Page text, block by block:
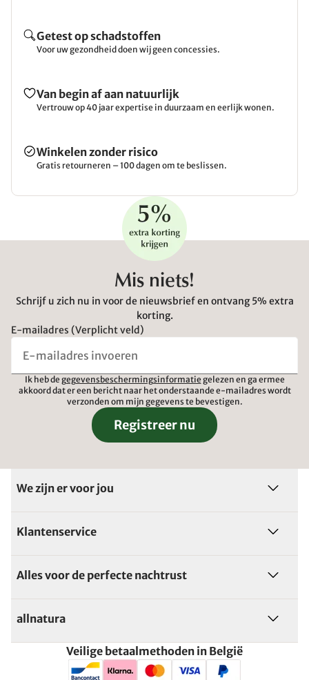
Getest op schadstoffen
Voor uw gezondheid doen wij geen concessies.
Van begin af aan natuurlijk
Vertrouw op 40 jaar expertise in duurzaam en eerlijk wonen.
Winkelen zonder risico
Gratis retourneren – 100 dagen om te beslissen.
Mis niets!
Schrijf u zich nu in voor de nieuwsbrief en ontvang 5% extra
korting.
E-mailadres (Verplicht veld)
Ik heb de gegevensbeschermingsinformatie gelezen en ga ermee
akkoord dat er een bericht naar het onderstaande e-mailadres wordt
verzonden om mijn gegevens te bevestigen.
Registreer nu
We zijn er voor jou
Klantenservice
Alles voor de perfecte nachtrust
allnatura
Veilige betaalmethoden in België